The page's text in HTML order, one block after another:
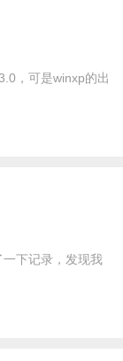
，可是winxp的出
下记录，发现我